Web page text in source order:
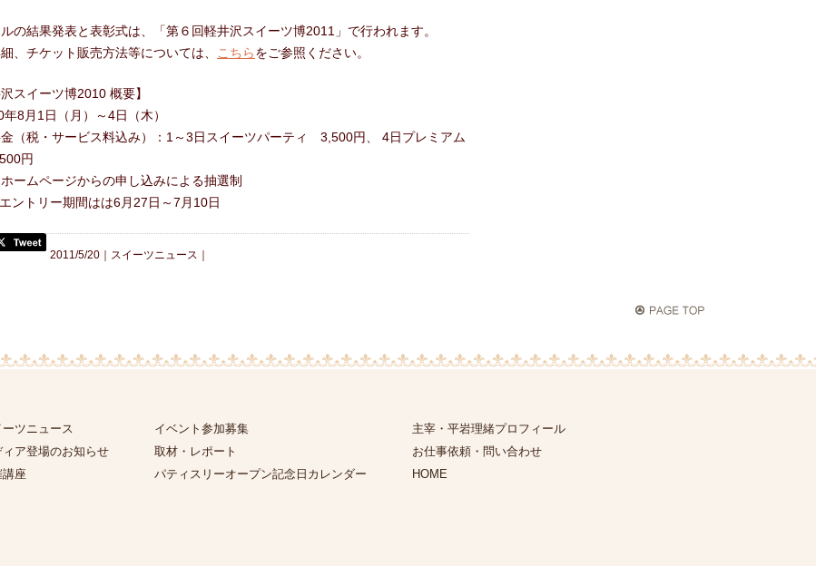
の結果発表と表彰式は、「第６回軽井沢スイーツ博2011」で行われます。
、チケット販売方法等については、
こちらをご参照ください。
スイーツ博2010 概要】
8月1日（月）～4日（木）
（税・サービス料込み）：1～3日スイーツパーティ 3,500円、 4日プレミアム
円
ームページからの申し込みによる抽選制
ントリー期間はは6月27日～7月10日
2011/5/20｜ スイーツニュース ｜
ーツニュース
ィア登場のお知らせ
講座
イベント参加募集
取材・レポート
パティスリーオープン記念日カレンダー
主宰・平岩理緒プロフィール
お仕事依頼・問い合わせ
HOME